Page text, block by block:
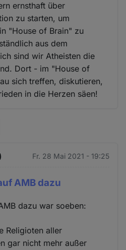
ernsthaft über
zu starten, um
"House of Brain" zu
aus dem
sind wir Atheisten die
Dort - im "House of
sich treffen, diskutieren,
in die Herzen säen!
Fr. 28 Mai 2021 - 19:25
AMB dazu
dazu war soeben:
Religioten aller
gar nicht mehr außer